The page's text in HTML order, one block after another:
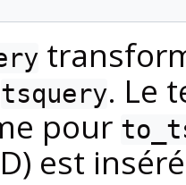
tsquery. Le
pour
est